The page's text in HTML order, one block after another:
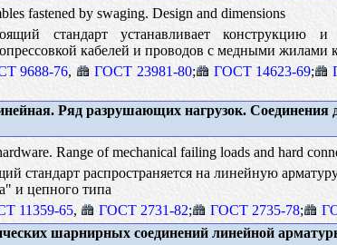
fastened by swaging. Design and dimensions
стандарт устанавливает конструкцию
кабелей и проводов с медными жилами
9688-76, ГОСТ 23981-80; ГОСТ 14623-69;
Ряд разрушающих нагрузок. Соединения
Range of mechanical failing loads and hard
стандарт распространяется на линейную
и цепного типа
11359-65, ГОСТ 2731-82; ГОСТ 2735-78;
шарнирных соединений линейной